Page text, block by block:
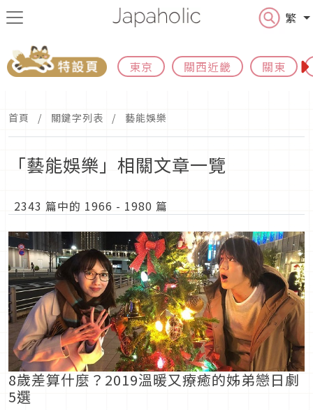
繁
東京 關西近畿 關東
首頁 關鍵字列表 藝能娛樂
「藝能娛樂」相關文章一覽
2343 篇中的 1966 - 1980 篇
8歲差算什麼？2019溫暖又療癒的姊弟戀日劇
5選